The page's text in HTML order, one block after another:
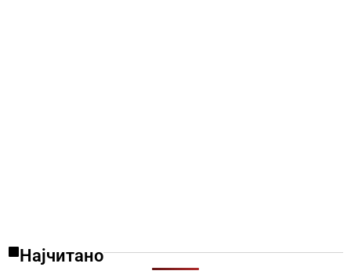
Најчитано